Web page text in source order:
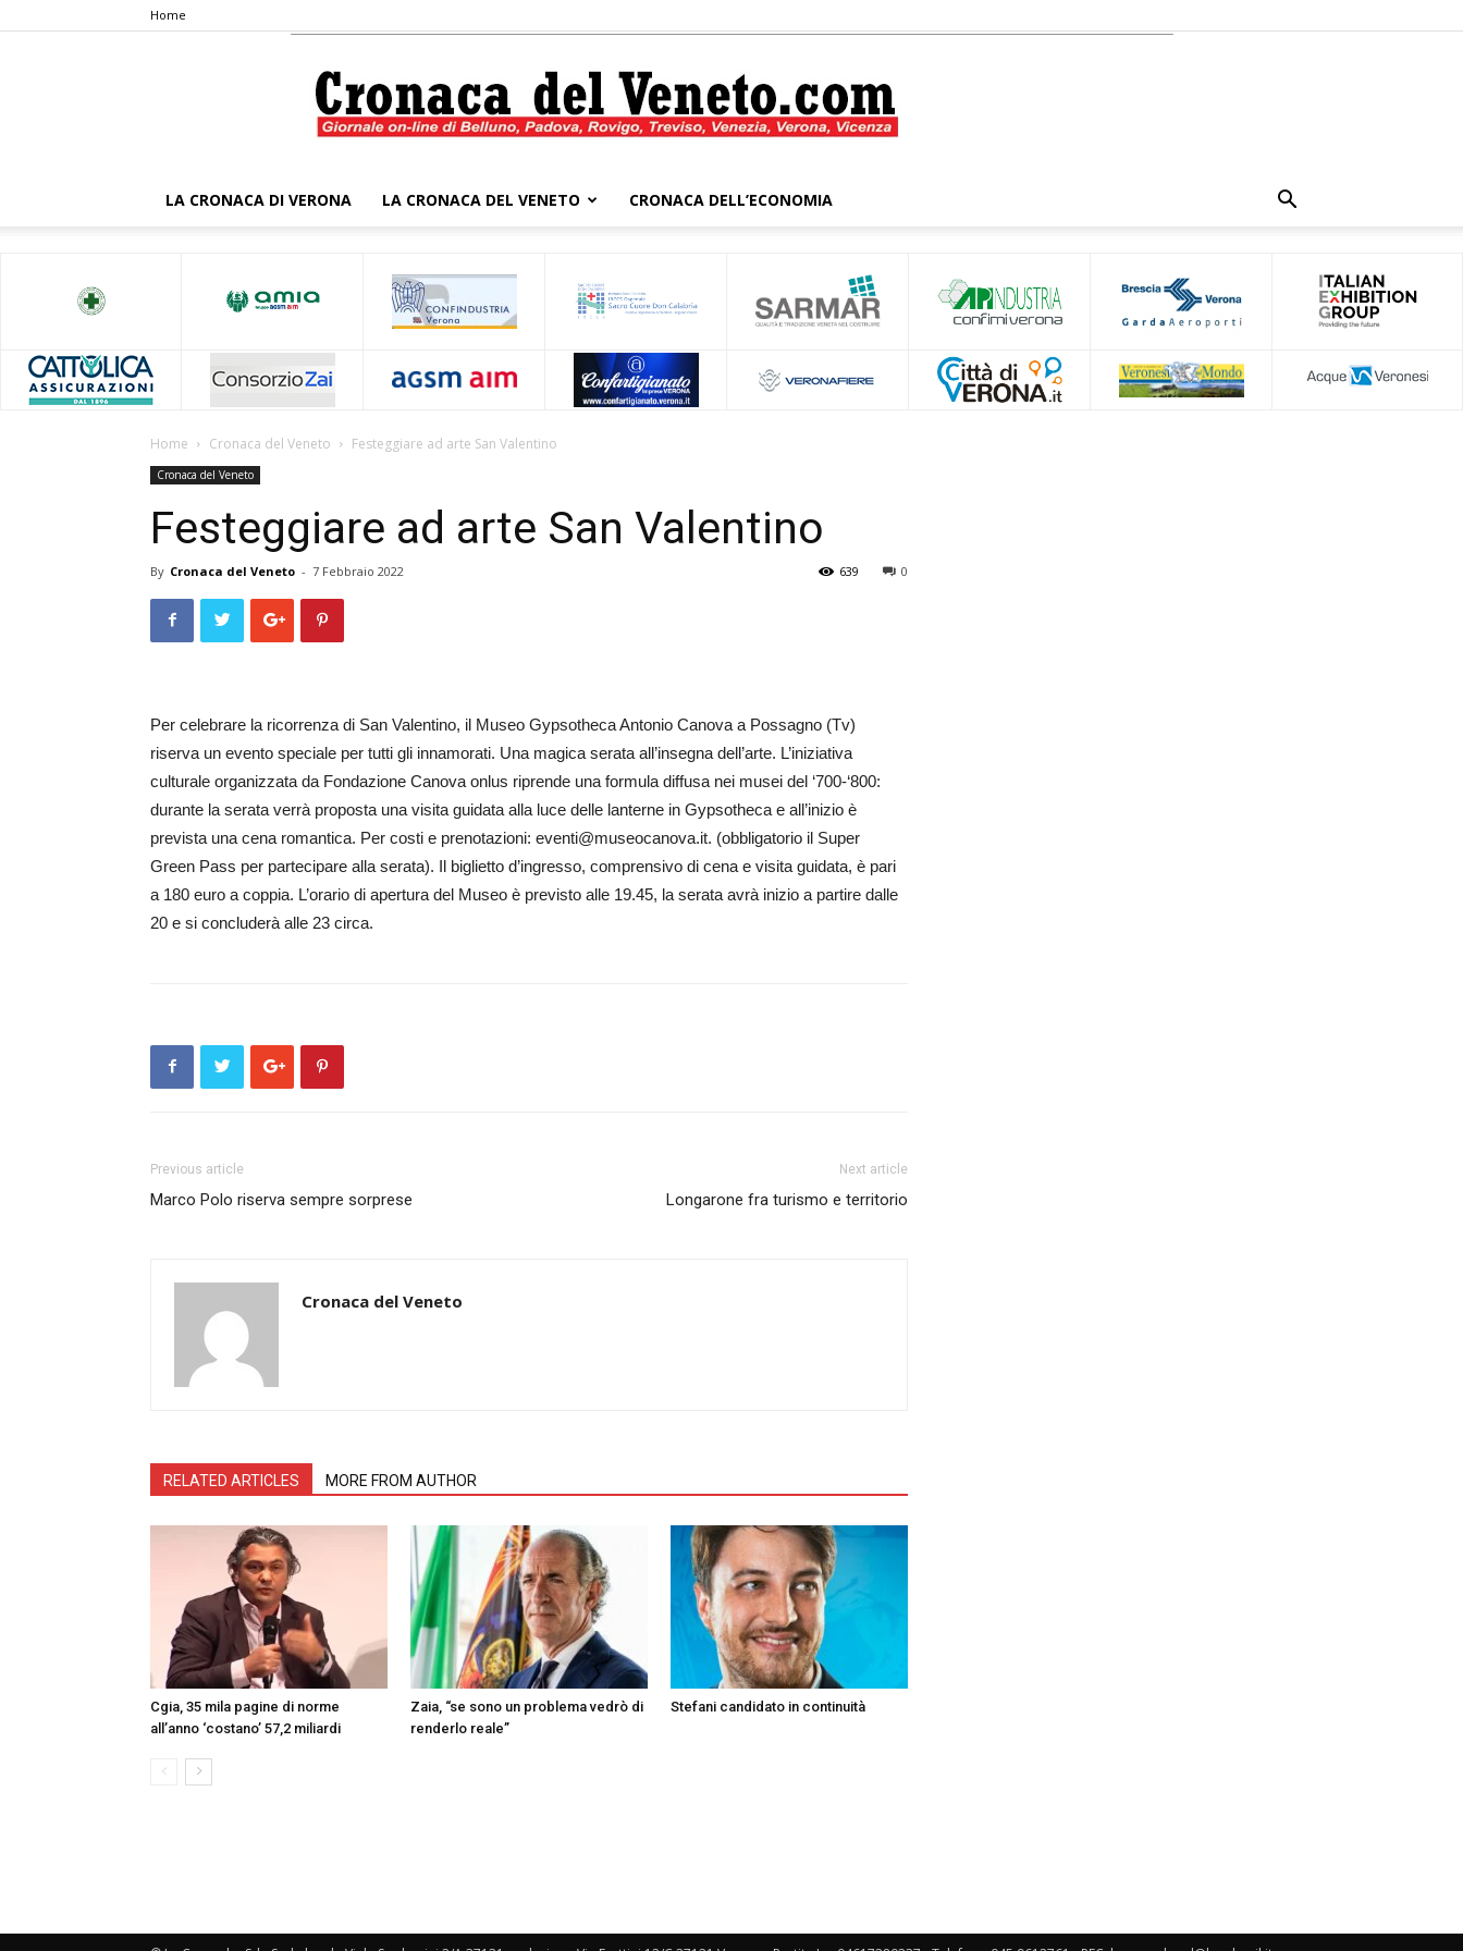
Home
Veneto
LA CRONACA DI VERONA LA CRONACA DEL VENETO CRONACA DELL’ECONOMIA
Home Cronaca del Veneto Festeggiare ad arte San Valentino
Cronaca del Veneto
Festeggiare ad arte San Valentino
By Cronaca del Veneto - 7 Febbraio 2022 0
639
Per celebrare la ricorrenza di San Valentino, il Museo Gypsotheca Antonio Canova a Possagno (Tv)
riserva un evento speciale per tutti gli innamorati. Una magica serata all’insegna dell’arte. L’iniziativa
culturale organizzata da Fondazione Canova onlus riprende una formula diffusa nei musei del ‘700-‘800:
durante la serata verrà proposta una visita guidata alla luce delle lanterne in Gypsotheca e all’inizio è
prevista una cena romantica. Per costi e prenotazioni: eventi@museocanova.it. (obbligatorio il Super
Green Pass per partecipare alla serata). Il biglietto d’ingresso, comprensivo di cena e visita guidata, è pari
a 180 euro a coppia. L’orario di apertura del Museo è previsto alle 19.45, la serata avrà inizio a partire dalle
20 e si concluderà alle 23 circa.
Previous article
Marco Polo riserva sempre sorprese
Next article
Longarone fra turismo e territorio
Cronaca del Veneto
RELATED ARTICLES MORE FROM AUTHOR
Cgia, 35 mila pagine di norme
all’anno ‘costano’ 57,2 miliardi
Zaia, “se sono un problema vedrò di
renderlo reale”
Stefani candidato in continuità